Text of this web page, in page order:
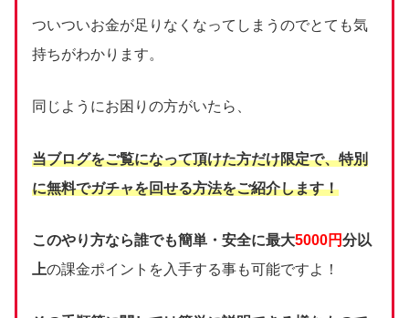
ついついお金が足りなくなってしまうのでとても気
持ちがわかります。
同じようにお困りの方がいたら、
当ブログをご覧になって頂けた方だけ限定で、特別
に無料でガチャを回せる方法をご紹介します！
このやり方なら誰でも簡単・安全に最大5000円分以
上の課金ポイントを入手する事も可能ですよ！